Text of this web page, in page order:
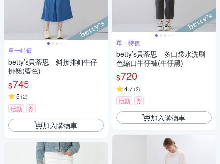
單一特價
betty’s貝蒂思 斜接排釦牛仔
褲裙(藍色)
$745
5 (2)
活動 券
加入購物車
單一特價
betty’s貝蒂思 多口袋水洗刷
色縮口牛仔褲(牛仔黑)
$720
4.7(2)
活動 券
加入購物車